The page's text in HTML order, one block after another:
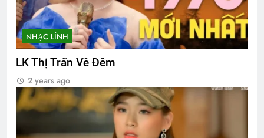
NHẠC LÍNH
LK Thị Trấn Về Đêm
2 years ago